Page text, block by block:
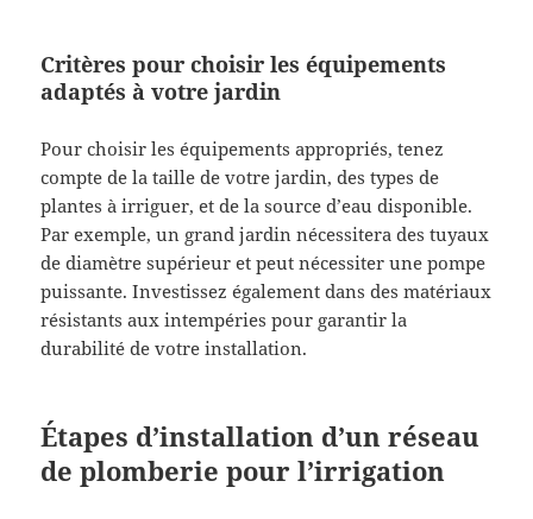
Critères pour choisir les équipements
adaptés à votre jardin
Pour choisir les équipements appropriés, tenez
compte de la taille de votre jardin, des types de
plantes à irriguer, et de la source d’eau disponible.
Par exemple, un grand jardin nécessitera des tuyaux
de diamètre supérieur et peut nécessiter une pompe
puissante. Investissez également dans des matériaux
résistants aux intempéries pour garantir la
durabilité de votre installation.
Étapes d’installation d’un réseau
de plomberie pour l’irrigation